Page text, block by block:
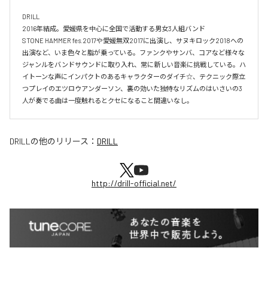
DRILL
2016年結成。愛媛県を中心に全国で活動する男女3人組バンド
STONE HAMMER fes.2017や愛媛無双2017に出演し、サヌキロック2018への
出演など、いま色々と脂が乗っている。ファンクやサンバ、コアなど様々な
ジャンルをバンドサウンドに取り入れ、常に新しい音楽に挑戦している。ハ
イトーンな声にインパクトのあるキャラクターのダイチ☆、テクニック際立
つプレイのエツロウアンダーソン、裏の効いた独特なリズムのはいさいの3
人が奏でる曲は一度触れるとクセになること間違いなし。
DRILL の他のリリース： DRILL
http://drill-official.net/